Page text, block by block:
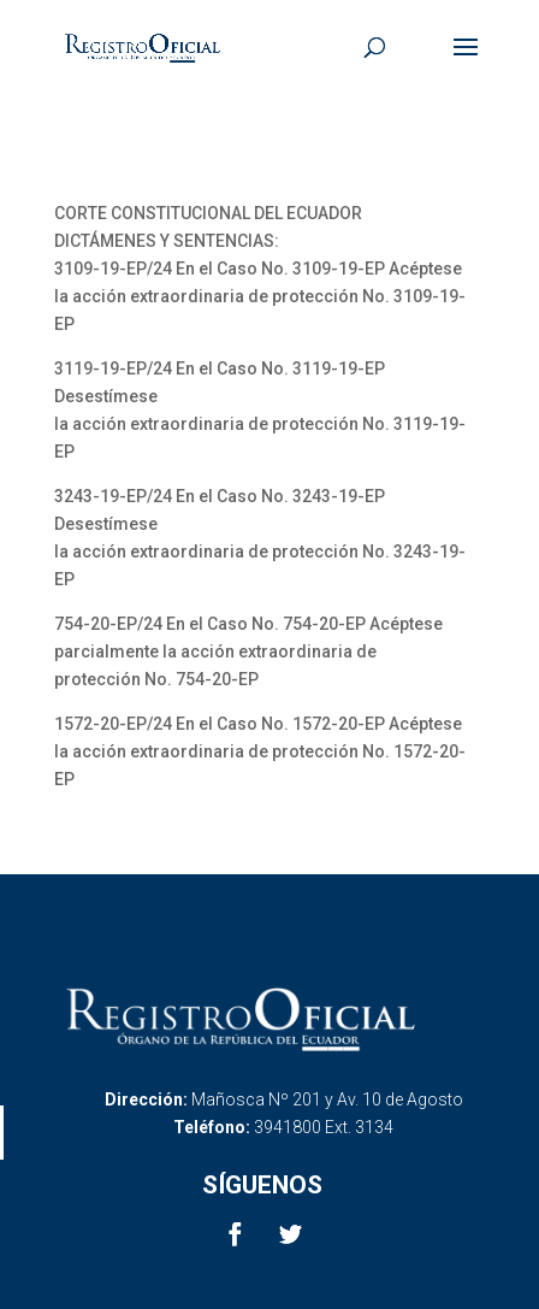
CORTE CONSTITUCIONAL DEL ECUADOR
DICTÁMENES Y SENTENCIAS:
3109-19-EP/24 En el Caso No. 3109-19-EP Acéptese
la acción extraordinaria de protección No. 3109-19-
EP
3119-19-EP/24 En el Caso No. 3119-19-EP
Desestímese
la acción extraordinaria de protección No. 3119-19-
EP
3243-19-EP/24 En el Caso No. 3243-19-EP
Desestímese
la acción extraordinaria de protección No. 3243-19-
EP
754-20-EP/24 En el Caso No. 754-20-EP Acéptese
parcialmente la acción extraordinaria de
protección No. 754-20-EP
1572-20-EP/24 En el Caso No. 1572-20-EP Acéptese
la acción extraordinaria de protección No. 1572-20-
EP
Dirección: Mañosca Nº 201 y Av. 10 de Agosto
Teléfono: 3941800 Ext. 3134
SÍGUENOS